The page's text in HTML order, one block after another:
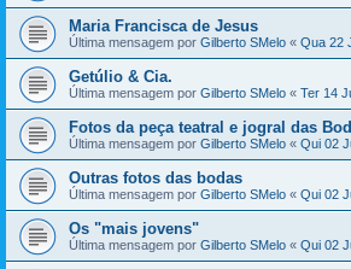
Maria Francisca de Jesus
Última mensagem por Gilberto SMelo « Qua 22
Getúlio & Cia.
Última mensagem por Gilberto SMelo « Ter 14
Fotos da peça teatral e jogral das
Última mensagem por Gilberto SMelo « Qui 02
Outras fotos das bodas
Última mensagem por Gilberto SMelo « Qui 02
Os "mais jovens"
Última mensagem por Gilberto SMelo « Qui 02